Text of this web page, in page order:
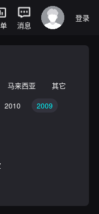
消息
登录
马来西亚
其它
2010
2009